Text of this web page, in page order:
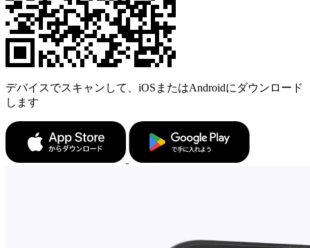
デバイスでスキャンして、iOSまたはAndroidにダウンロード
します